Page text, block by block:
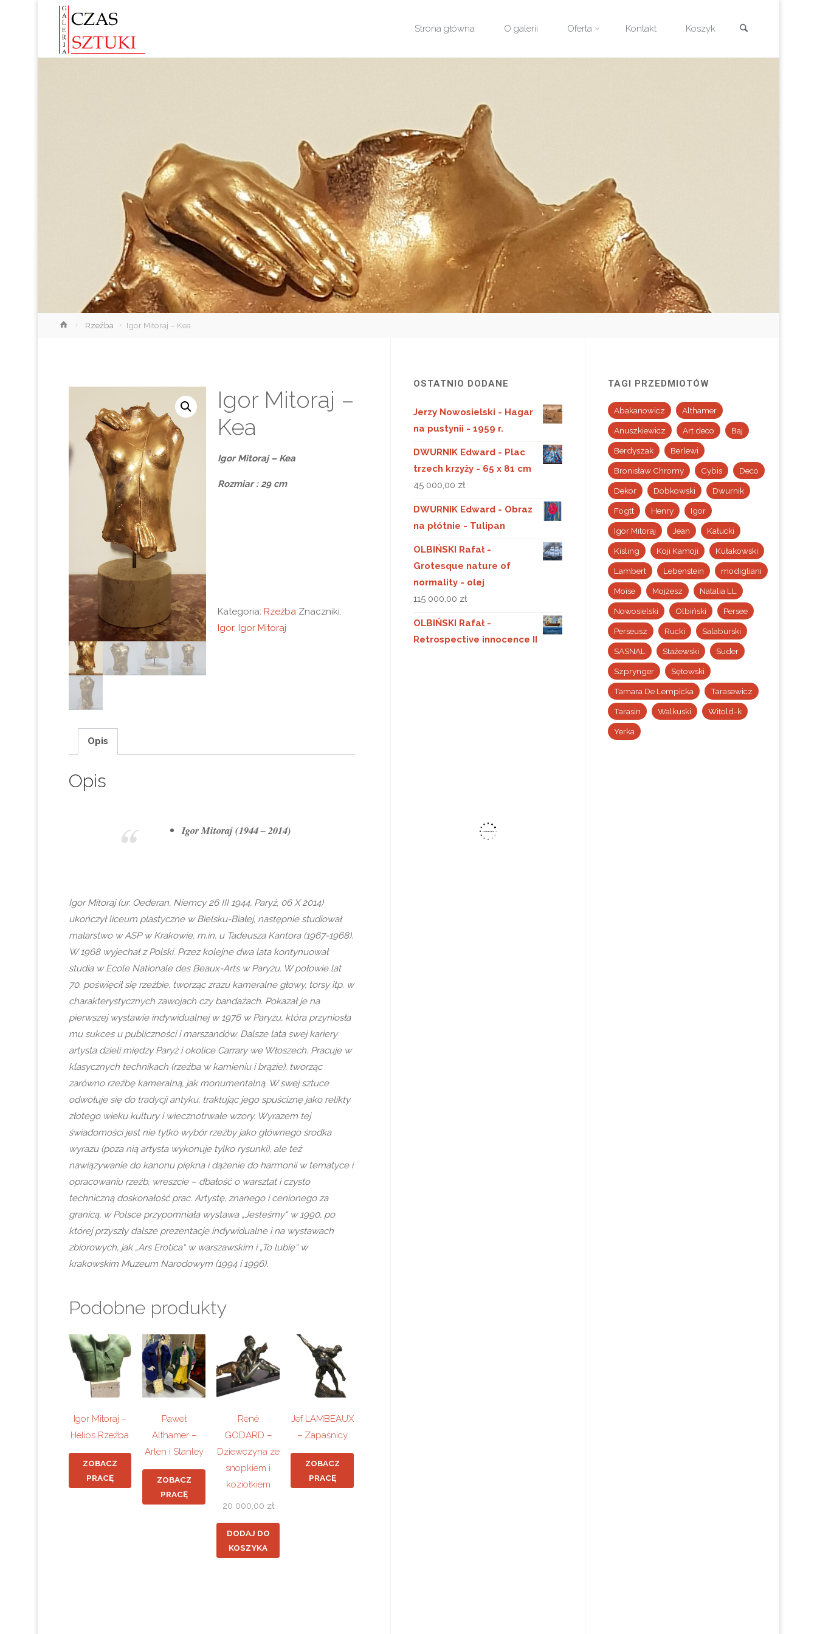
Strona główna O galerii Oferta Kontakt Koszyk
StronaRzeźba Igor Mitoraj – Kea
Igor Mitoraj –
Kea
Igor Mitoraj – Kea
Rozmiar : 29 cm
Kategoria: Rzeźba Znaczniki:
Igor, Igor Mitoraj
Opis
Opis
Igor Mitoraj (1944 – 2014)
Igor Mitoraj (ur. Oederan, Niemcy 26 III 1944, Paryż, 06 X 2014)
ukończył liceum plastyczne w Bielsku-Białej, następnie studiował
malarstwo w ASP w Krakowie, m.in. u Tadeusza Kantora (1967-1968).
W 1968 wyjechał z Polski. Przez kolejne dwa lata kontynuował
studia w Ecole Nationale des Beaux-Arts w Paryżu. W połowie lat
70. poświęcił się rzeźbie, tworząc zrazu kameralne głowy, torsy itp. w
charakterystycznych zawojach czy bandażach. Pokazał je na
pierwszej wystawie indywidualnej w 1976 w Paryżu, która przyniosła
mu sukces u publiczności i marszandów. Dalsze lata swej kariery
artysta dzieli między Paryż i okolice Carrary we Włoszech. Pracuje w
klasycznych technikach (rzeźba w kamieniu i brązie), tworząc
zarówno rzeźbę kameralną, jak monumentalną. W swej sztuce
odwołuje się do tradycji antyku, traktując jego spuściznę jako relikty
złotego wieku kultury i wiecznotrwałe wzory. Wyrazem tej
świadomości jest nie tylko wybór rzeźby jako głównego środka
wyrazu (poza nią artysta wykonuje tylko rysunki), ale też
nawiązywanie do kanonu piękna i dążenie do harmonii w tematyce i
opracowaniu rzeźb, wreszcie – dbałość o warsztat i czysto
techniczną doskonałość prac. Artystę, znanego i cenionego za
granicą, w Polsce przypomniała wystawa „Jesteśmy“ w 1990, po
której przyszły dalsze prezentacje indywidualne i na wystawach
zbiorowych, jak „Ars Erotica“ w warszawskim i „To lubię“ w
krakowskim Muzeum Narodowym (1994 i 1996).
Podobne produkty
Igor Mitoraj –
Helios Rzeźba
ZOBACZ
PRACĘ
Paweł
Althamer –
Arlen i Stanley
ZOBACZ
PRACĘ
René
GODARD –
Dziewczyna ze
snopkiem i
koziołkiem
20 000,00 zł
DODAJ DO
KOSZYKA
Jef LAMBEAUX
– Zapaśnicy
ZOBACZ
PRACĘ
OSTATNIO DODANE
Jerzy Nowosielski - Hagar
na pustynii - 1959 r.
DWURNIK Edward - Plac
trzech krzyży - 65 x 81 cm
45 000,00 zł
DWURNIK Edward - Obraz
na płótnie - Tulipan
OLBIŃSKI Rafał -
Grotesque nature of
normality - olej
115 000,00 zł
OLBIŃSKI Rafał -
Retrospective innocence II
TAGI PRZEDMIOTÓW
Abakanowicz Althamer
Anuszkiewicz Art deco Baj
Berdyszak Berlewi
Bronisław Chromy Cybis Deco
Dekor Dobkowski Dwurnik
Fogtt Henry Igor
Igor Mitoraj Jean Kałucki
Kisling Koji Kamoji Kułakowski
Lambert Lebenstein modigliani
Moise Mojżesz Natalia LL
Nowosielski Olbiński Persee
Perseusz Rucki Salaburski
SASNAL Stażewski Suder
Szprynger Sętowski
Tamara De Lempicka Tarasewicz
Tarasin Walkuski Witold-k
Yerka